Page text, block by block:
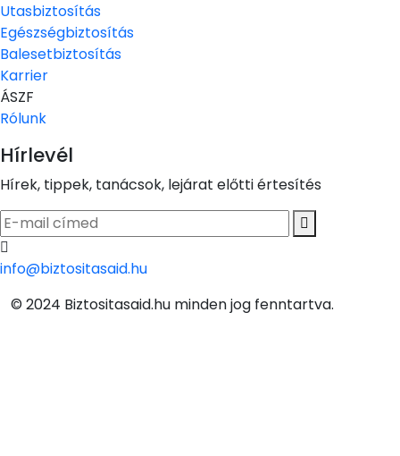
Utasbiztosítás
Egészségbiztosítás
Balesetbiztosítás
Karrier
ÁSZF
Rólunk
Hírlevél
Hírek, tippek, tanácsok, lejárat előtti értesítés
info@biztositasaid.hu
© 2024 Biztositasaid.hu minden jog fenntartva.